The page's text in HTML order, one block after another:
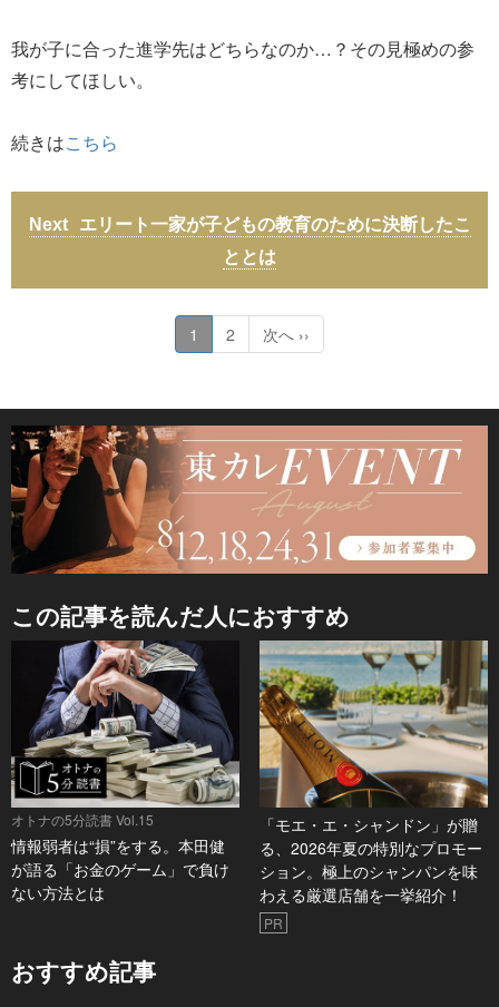
我が子に合った進学先はどちらなのか…？その見極めの参
考にしてほしい。
続きはこちら
エリート一家が子どもの教育のために決断したこ
ととは
1 2 次へ ››
この記事を読んだ人におすすめ
オトナの5分読書 Vol.15
情報弱者は“損”をする。本田健
が語る「お金のゲーム」で負け
ない方法とは
「モエ・エ・シャンドン」が贈
る、2026年夏の特別なプロモー
ション。極上のシャンパンを味
わえる厳選店舗を一挙紹介！
PR
おすすめ記事